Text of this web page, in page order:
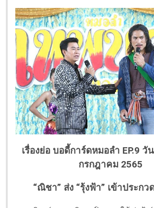
เรื่องย่อ บอดี้การ์ดหมอลำ EP.9 วั
กรกฎาคม 2565
“ณิชา” ส่ง “รุ้งฟ้า” เข้าประกว